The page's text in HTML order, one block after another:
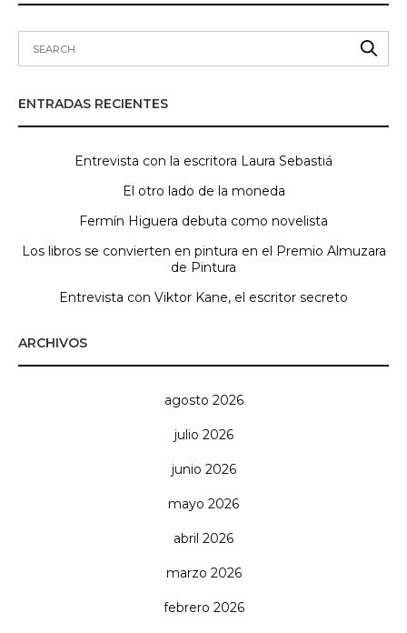
ENTRADAS RECIENTES
Entrevista con la escritora Laura Sebastiá
El otro lado de la moneda
Fermín Higuera debuta como novelista
Los libros se convierten en pintura en el Premio Almuzara
de Pintura
Entrevista con Viktor Kane, el escritor secreto
ARCHIVOS
agosto 2026
julio 2026
junio 2026
mayo 2026
abril 2026
marzo 2026
febrero 2026